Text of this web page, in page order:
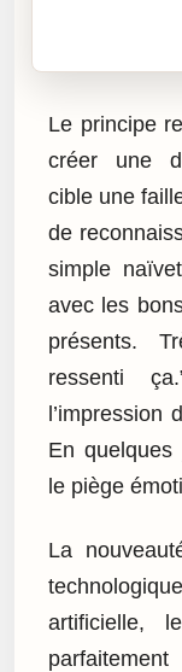
Le principe
créer une
cible une
de
simple
avec les
présents.
ressenti
l’impression
En quelques
le piège
La
artificielle,